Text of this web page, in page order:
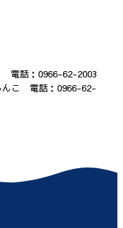
電話：0966-62-2003
んこ 電話：0966-62-